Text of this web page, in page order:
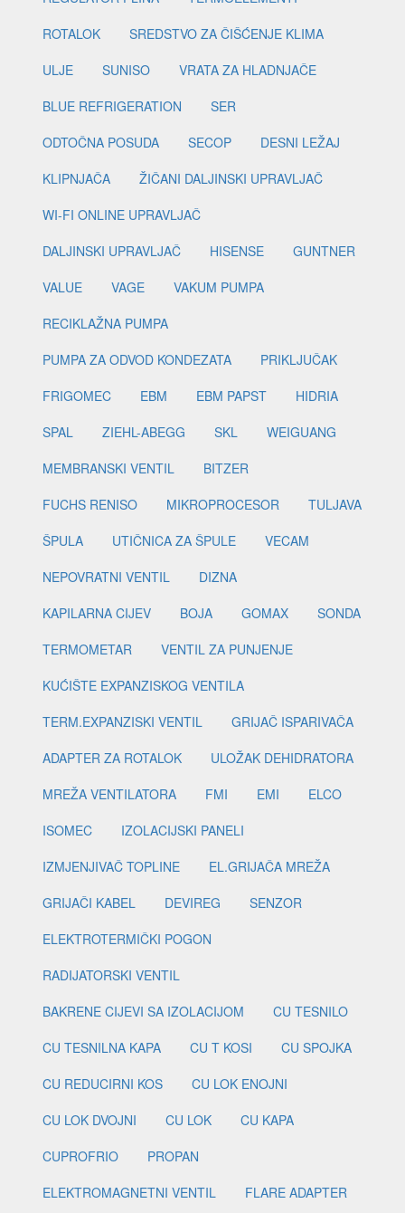
ROTALOK
SREDSTVO ZA ČIŠĆENJE KLIMA
ULJE
SUNISO
VRATA ZA HLADNJAČE
BLUE REFRIGERATION
SER
ODTOČNA POSUDA
SECOP
DESNI LEŽAJ
KLIPNJAČA
ŽIČANI DALJINSKI UPRAVLJAČ
WI-FI ONLINE UPRAVLJAČ
DALJINSKI UPRAVLJAČ
HISENSE
GUNTNER
VALUE
VAGE
VAKUM PUMPA
RECIKLAŽNA PUMPA
PUMPA ZA ODVOD KONDEZATA
PRIKLJUČAK
FRIGOMEC
EBM EBM PAPST
HIDRIA
SPAL
ZIEHL-ABEGG SKL
WEIGUANG
MEMBRANSKI VENTIL
BITZER
FUCHS RENISO
MIKROPROCESOR
TULJAVA
ŠPULA
UTIČNICA ZA ŠPULE
VECAM
NEPOVRATNI VENTIL
DIZNA
KAPILARNA CIJEV
BOJA GOMAX
SONDA
TERMOMETAR
VENTIL ZA PUNJENJE
KUĆIŠTE EXPANZISKOG VENTILA
TERM.EXPANZISKI VENTIL
GRIJAČ ISPARIVAČA
ADAPTER ZA ROTALOK
ULOŽAK DEHIDRATORA
MREŽA VENTILATORA
FMI EMI
ELCO
ISOMEC
IZOLACIJSKI PANELI
IZMJENJIVAČ TOPLINE
EL.GRIJAČA MREŽA
GRIJAČI KABEL
DEVIREG
SENZOR
ELEKTROTERMIČKI POGON
RADIJATORSKI VENTIL
BAKRENE CIJEVI SA IZOLACIJOM
CU TESNILO
CU TESNILNA KAPA
CU T KOSI
CU SPOJKA
CU REDUCIRNI KOS
CU LOK ENOJNI
CU LOK DVOJNI
CU LOK
CU KAPA
CUPROFRIO
PROPAN
ELEKTROMAGNETNI VENTIL
FLARE ADAPTER